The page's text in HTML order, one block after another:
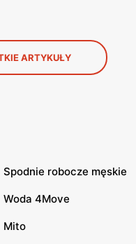
ARTYKUŁY
Spodnie robocze męskie
Woda 4Move
Mito